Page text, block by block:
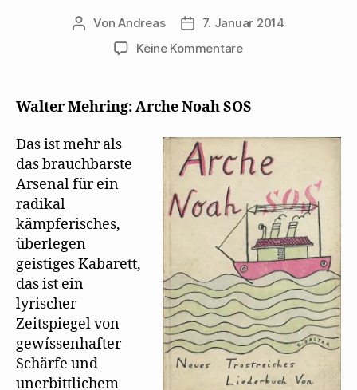
Beitragsautor
VonAndreas Beitragsdatum
7. Januar 2014
Keine Kommentarezu
Neiße
„Arche
Noah
SOS“
Walter Mehring: Arche Noah SOS
Das ist mehr als
das brauchbarste
Arsenal für ein
radikal
kämpferisches,
überlegen
geistiges Kabarett,
das ist ein
lyrischer
Zeitspiegel von
gewíssenhafter
Schärfe und
unerbittlichem